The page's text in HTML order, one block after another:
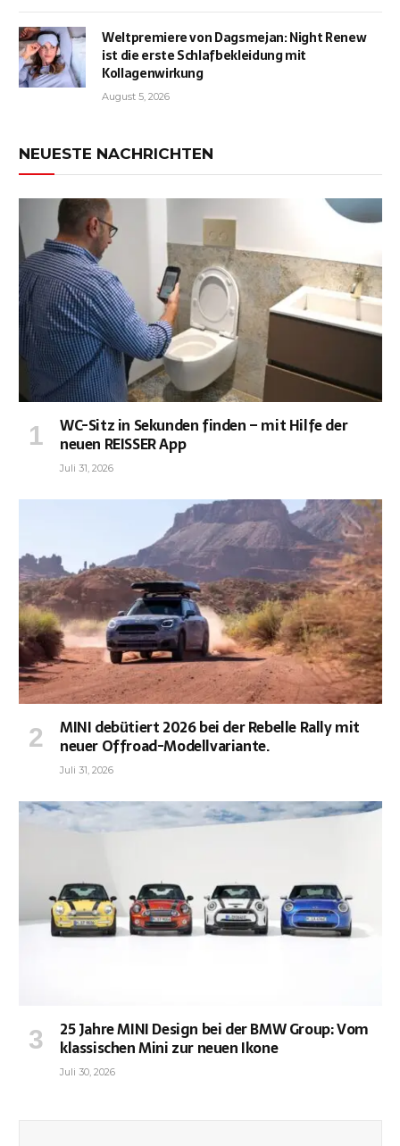
Weltpremiere von Dagsmejan: Night Renew
ist die erste Schlafbekleidung mit
Kollagenwirkung
August 5, 2026
NEUESTE NACHRICHTEN
WC-Sitz in Sekunden finden – mit Hilfe der
neuen REISSER App
Juli 31, 2026
MINI debütiert 2026 bei der Rebelle Rally mit
neuer Offroad-Modellvariante.
Juli 31, 2026
25 Jahre MINI Design bei der BMW Group: Vom
klassischen Mini zur neuen Ikone
Juli 30, 2026